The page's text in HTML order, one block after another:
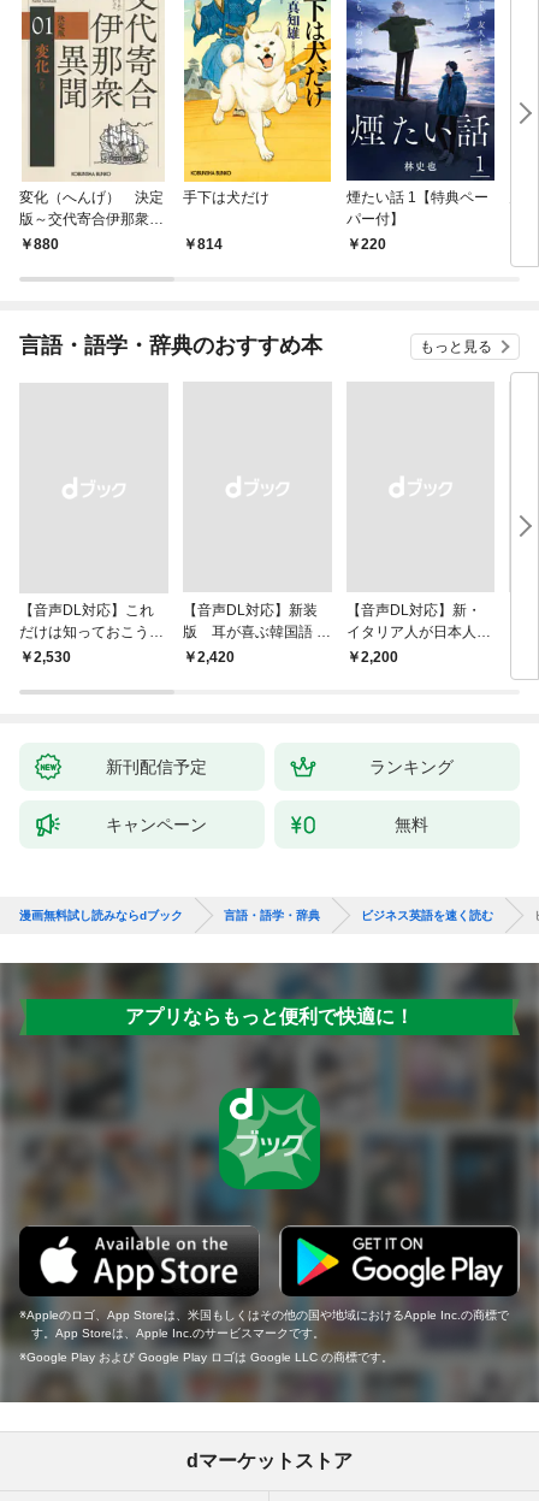
変化（へんげ） 決定
版～交代寄合伊那衆異
聞（1）～
880
手下は犬だけ
814
煙たい話 1【特典ペー
パー付】
220
言語・語学・辞典のおすすめ本 もっと見る
【音声DL対応】これ
だけは知っておこう！
新装版 会話と作文に
現365
￥2,530
【音声DL対応】新装
版 耳が喜ぶ韓国語 リ
スニング体得トレーニ
￥2,420
【音声DL対応】新・
イタリア人が日本人に
よく聞く100の質問
￥2,200
新刊配信予定 ランキング
キャンペーン 無料
漫画無料試し読みならdブック 言語・語学・辞典 ビジネス英語を速く読む
アプリならもっと便利で快適に！
Appleのロゴ、App Storeは、米国もしくはその他の国や地域におけるApple Inc.の商標で
す。App Storeは、Apple Inc.のサービスマークです。
Google Play および Google Play ロゴは Google LLC の商標です。
dマーケットストア